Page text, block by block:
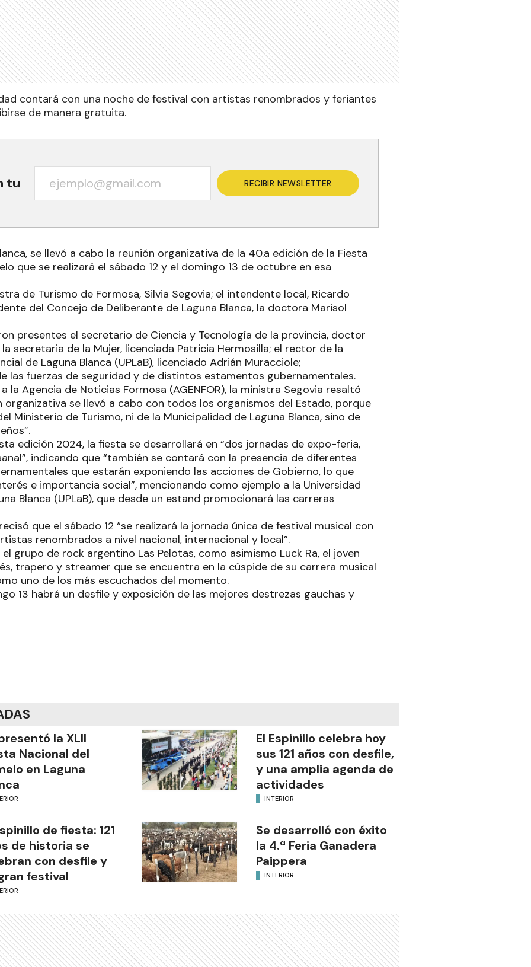
contará con una noche de festival con artistas renombrados y feriantes
de manera gratuita.
tu RECIBIR NEWSLETTER
se llevó a cabo la reunión organizativa de la 40.a edición de la Fiesta
que se realizará el sábado 12 y el domingo 13 de octubre en esa
de Turismo de Formosa, Silvia Segovia; el intendente local, Ricardo
del Concejo de Deliberante de Laguna Blanca, la doctora Marisol
presentes el secretario de Ciencia y Tecnología de la provincia, doctor
secretaria de la Mujer, licenciada Patricia Hermosilla; el rector de la
de Laguna Blanca (UPLaB), licenciado Adrián Muracciole;
las fuerzas de seguridad y de distintos estamentos gubernamentales.
la Agencia de Noticias Formosa (AGENFOR), la ministra Segovia resaltó
organizativa se llevó a cabo con todos los organismos del Estado, porque
Ministerio de Turismo, ni de la Municipalidad de Laguna Blanca, sino de
edición 2024, la fiesta se desarrollará en “dos jornadas de expo-feria,
indicando que “también se contará con la presencia de diferentes
que estarán exponiendo las acciones de Gobierno, lo que
e importancia social”, mencionando como ejemplo a la Universidad
Blanca (UPLaB), que desde un estand promocionará las carreras
que el sábado 12 “se realizará la jornada única de festival musical con
renombrados a nivel nacional, internacional y local”.
grupo de rock argentino Las Pelotas, como asimismo Luck Ra, el joven
trapero y streamer que se encuentra en la cúspide de su carrera musical
uno de los más escuchados del momento.
13 habrá un desfile y exposición de las mejores destrezas gauchas y
la XLII
Nacional del
en Laguna
El Espinillo celebra hoy
sus 121 años con desfile,
y una amplia agenda de
actividades
INTERIOR
de fiesta: 121
de historia se
con desfile y
festival
Se desarrolló con éxito
la 4.ª Feria Ganadera
Paippera
INTERIOR